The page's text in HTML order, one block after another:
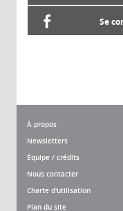
Se
À propos
Newsletters
Équipe / crédits
Nous contacter
Charte d'utilisation
Plan du site